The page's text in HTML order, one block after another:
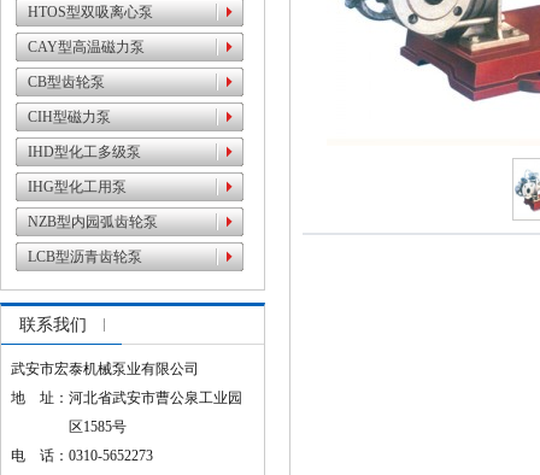
HTOS型双吸离心泵
CAY型高温磁力泵
CB型齿轮泵
CIH型磁力泵
IHD型化工多级泵
IHG型化工用泵
NZB型内园弧齿轮泵
LCB型沥青齿轮泵
联系我们
武安市宏泰机械泵业有限公司
地 址：河北省武安市曹公泉工业园
区1585号
电 话：0310-5652273